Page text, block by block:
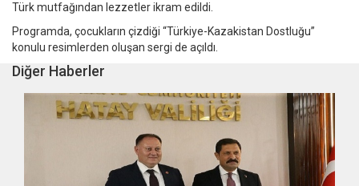
Türk mutfağından lezzetler ikram edildi.
Programda, çocukların çizdiği “Türkiye-Kazakistan Dostluğu”
konulu resimlerden oluşan sergi de açıldı.
Diğer Haberler